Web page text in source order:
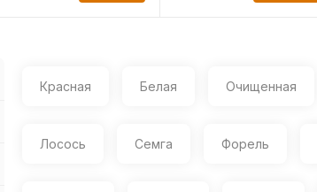
Красная Белая Очищенная
Лосось Семга Форель